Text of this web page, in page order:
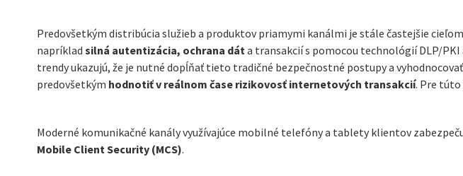
Predovšetkým distribúcia služieb a produktov priamymi kanálmi je stále častejšie
napríklad silná autentizácia, ochrana dáta transakcií s pomocou technológií DLP/PKI
trendy ukazujú, že je nutné dopĺňať tieto tradičné bezpečnostné postupy a
predovšetkým hodnotiť v reálnom čase rizikovosť internetových transakcií. Pre
Moderné komunikačné kanály využívajúce mobilné telefóny a tablety klientov
Mobile Client Security (MCS).